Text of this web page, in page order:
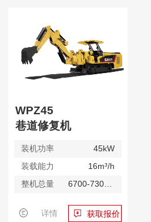
WPZ45
巷道修复机
装机功率
45kW
装载能力
16m³/h
整机总量
6700-7300kg
详情 获取报价